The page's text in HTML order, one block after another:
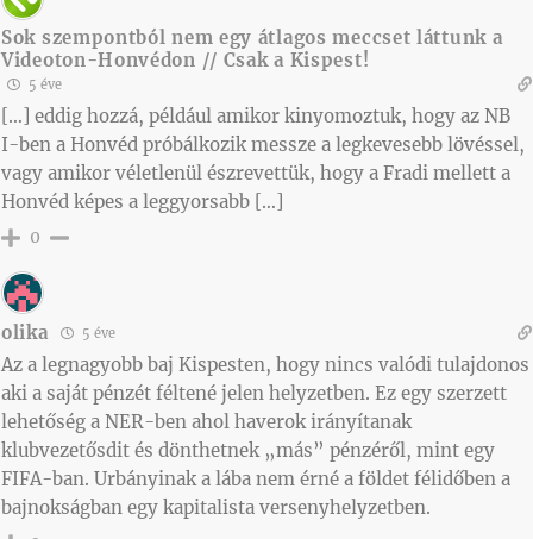
Sok szempontból nem egy átlagos meccset láttunk a
Videoton-Honvédon // Csak a Kispest!
5 éve
[…] eddig hozzá, például amikor kinyomoztuk, hogy az NB
I-ben a Honvéd próbálkozik messze a legkevesebb lövéssel,
vagy amikor véletlenül észrevettük, hogy a Fradi mellett a
Honvéd képes a leggyorsabb […]
0
olika 5 éve
Az a legnagyobb baj Kispesten, hogy nincs valódi tulajdonos
aki a saját pénzét féltené jelen helyzetben. Ez egy szerzett
lehetőség a NER-ben ahol haverok irányítanak
klubvezetősdit és dönthetnek „más” pénzéről, mint egy
FIFA-ban. Urbányinak a lába nem érné a földet félidőben a
bajnokságban egy kapitalista versenyhelyzetben.